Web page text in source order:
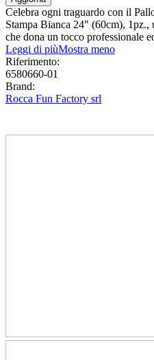
Celebra ogni traguardo con il
Stampa Bianca 24" (60cm), 1pz.,
che dona un tocco professionale
Leggi di piùMostra meno
Riferimento:
6580660-01
Brand:
Rocca Fun Factory srl